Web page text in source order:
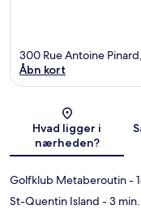
300 Rue Antoine
Åbn kort
Hvad ligger i
nærheden?
Golfklub Metaberoutin-
St-Quentin Island - 3